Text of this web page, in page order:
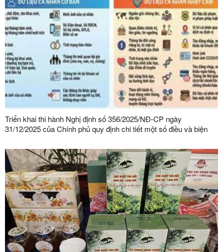
Triển khai thi hành Nghị định số 356/2025/NĐ-CP ngày
31/12/2025 của Chính phủ quy định chi tiết một số điều và biện
Sơn